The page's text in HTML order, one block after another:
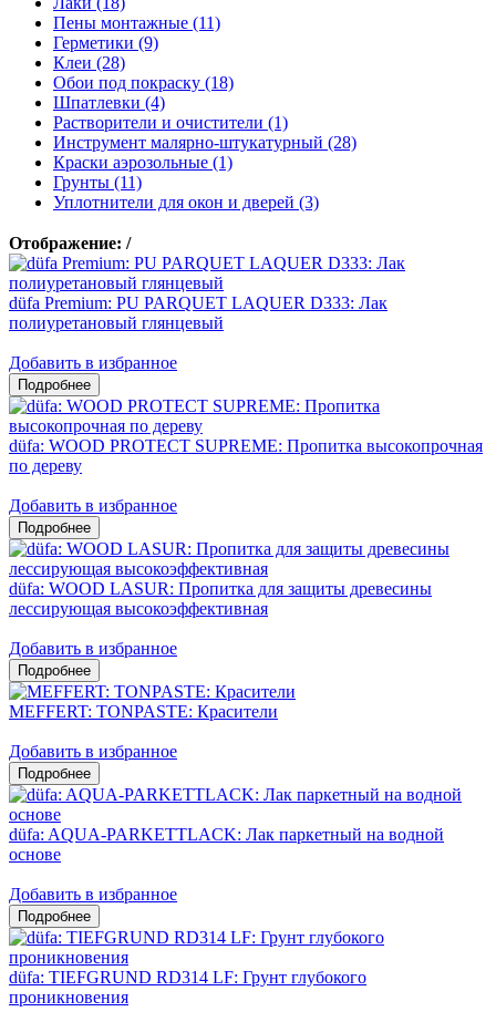
Пены монтажные (11)
Герметики (9)
Клеи (28)
Обои под покраску (18)
Шпатлевки (4)
Растворители и очистители (1)
Инструмент малярно-штукатурный (28)
Краски аэрозольные (1)
Грунты (11)
Уплотнители для окон и дверей (3)
Отображение: /
düfa Premium: PU PARQUET LAQUER D333: Лак
полиуретановый глянцевый
Добавить в избранное
düfa: WOOD PROTECT SUPREME: Пропитка высокопрочная
по дереву
Добавить в избранное
düfa: WOOD LASUR: Пропитка для защиты древесины
лессирующая высокоэффективная
Добавить в избранное
MEFFERT: TONPASTE: Красители
Добавить в избранное
düfa: AQUA-PARKETTLACK: Лак паркетный на водной
основе
Добавить в избранное
düfa: TIEFGRUND RD314 LF: Грунт глубокого
проникновения